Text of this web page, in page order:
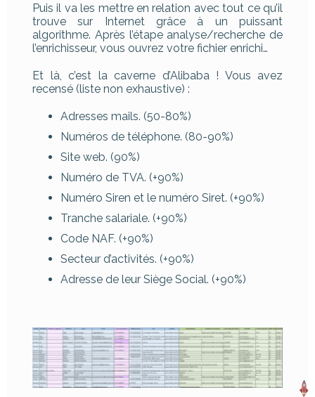
Puis il va les mettre en relation avec tout ce qu’il
trouve sur Internet grâce à un puissant
algorithme. Après l’étape analyse/recherche de
l’enrichisseur, vous ouvrez votre fichier enrichi…
Et là, c’est la caverne d’Alibaba ! Vous avez
recensé (liste non exhaustive) :
Adresses mails. (50-80%)
Numéros de téléphone. (80-90%)
Site web. (90%)
Numéro de TVA. (+90%)
Numéro Siren et le numéro Siret. (+90%)
Tranche salariale. (+90%)
Code NAF. (+90%)
Secteur d’activités. (+90%)
Adresse de leur Siège Social. (+90%)